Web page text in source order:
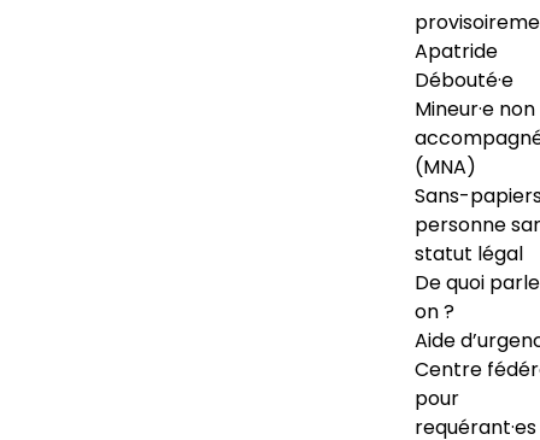
Apatride
Débouté·e
Mineur·e non
(MNA)
Sans-
personne
statut légal
De quoi
on ?
Aide
Centre
pour
requérant·es